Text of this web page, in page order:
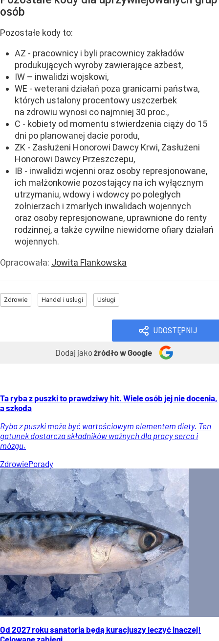
osób
Pozostałe kody to:
AZ - pracownicy i byli pracownicy zakładów
produkujących wyroby zawierające azbest,
IW – inwalidzi wojskowi,
WE - weterani działań poza granicami państwa,
których ustalony procentowy uszczerbek
na zdrowiu wynosi co najmniej 30 proc.,
C - kobiety od momentu stwierdzenia ciąży do 15
dni po planowanej dacie porodu,
ZK - Zasłużeni Honorowi Dawcy Krwi, Zasłużeni
Honorowi Dawcy Przeszczepu,
IB - inwalidzi wojenni oraz osoby represjonowane,
ich małżonkowie pozostający na ich wyłącznym
utrzymaniu, wdowy i wdowcy po poległych
żołnierzach i zmarłych inwalidach wojennych
oraz osoby represjonowane, uprawnione do renty
rodzinnej, a także cywilne niewidome ofiary działań
wojennych.
Opracowała: Jowita Flankowska
Zdrowie Handel i usługi Usługi
UDOSTĘPNIJ
Dodaj jakoźródło w Google
Ta ryba z puszki to prawdziwy hit. Wiele osób jej nie docenia,
a szkoda
Ryba z puszki może być wartościowym elementem diety. Ten
gatunek dostarcza składników ważnych dla pracy serca i
mózgu.
ZdrowiePorady
Od 2027 roku sanatoria będą kuracjuszy leczyć inaczej!
Celowane zabiegi